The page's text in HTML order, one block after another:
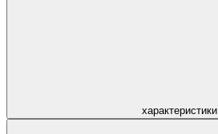
характеристики